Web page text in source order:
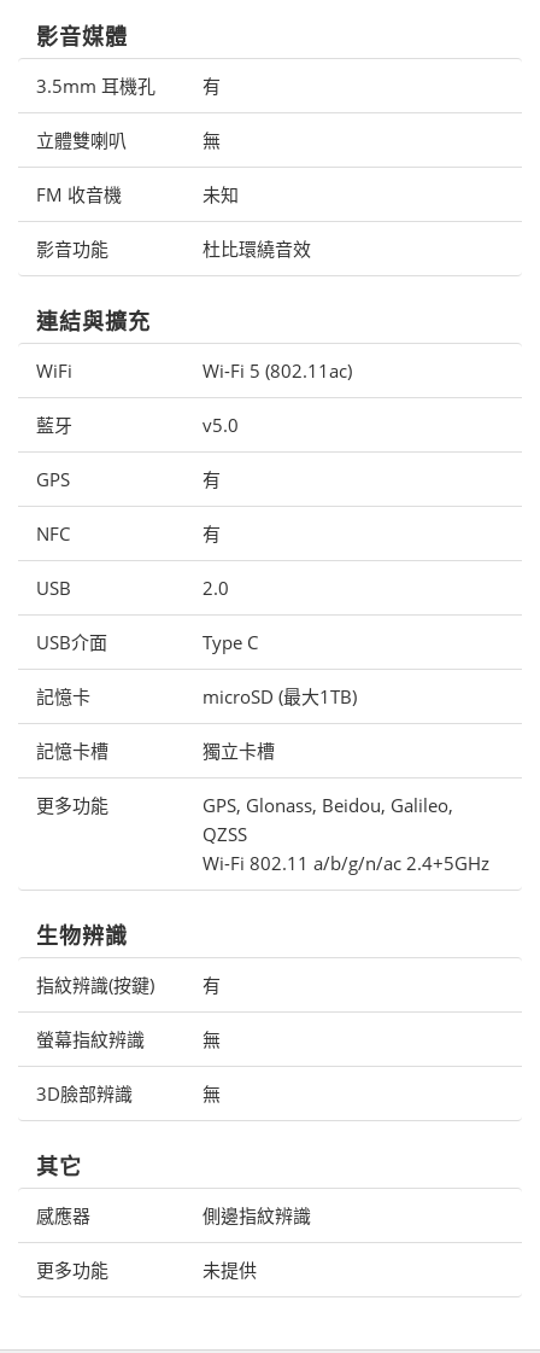
影音媒體
3.5mm 耳機孔 有
立體雙喇叭 無
FM 收音機 未知
影音功能 杜比環繞音效
連結與擴充
WiFi Wi-Fi 5 (802.11ac)
藍牙 v5.0
GPS 有
NFC 有
USB 2.0
USB介面 Type C
記憶卡 microSD (最大1TB)
記憶卡槽 獨立卡槽
更多功能
GPS, Glonass, Beidou, Galileo,
QZSS
Wi-Fi 802.11 a/b/g/n/ac 2.4+5GHz
生物辨識
指紋辨識(按鍵) 有
螢幕指紋辨識 無
3D臉部辨識 無
其它
感應器 側邊指紋辨識
更多功能 未提供